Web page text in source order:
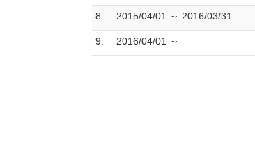
8. 2015/04/01 ～ 2016/03/31
9. 2016/04/01 ～